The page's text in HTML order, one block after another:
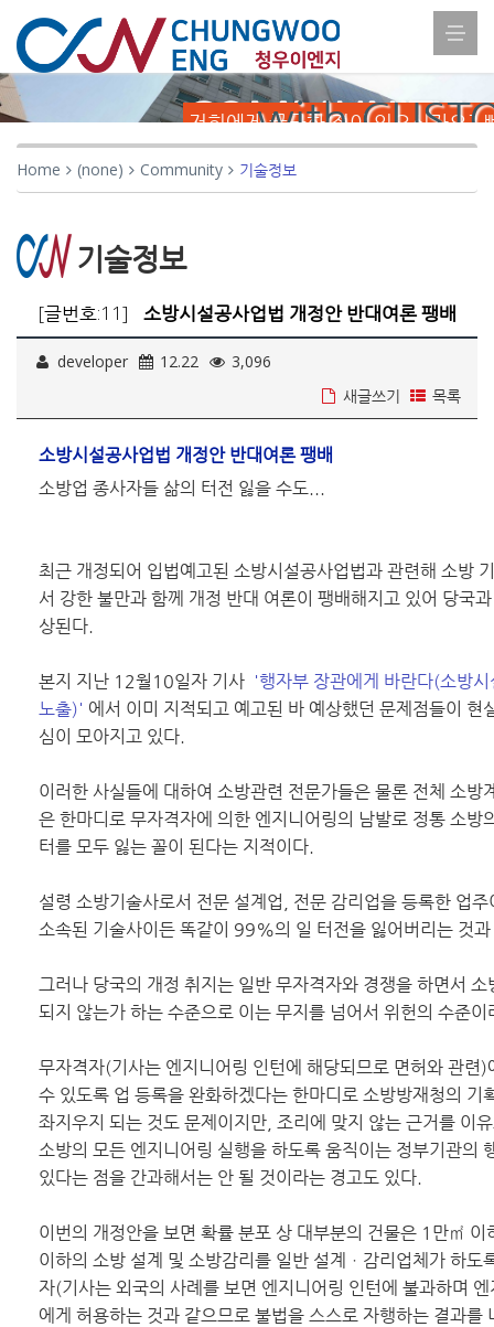
COMMUNITY
저희에게 궁금한 점이 있으신가요?
with
Home (none) Community 기술정보
기술정보
[글번호:11] 소방시설공사업법 개정안 반대여론 팽배
developer 12.22
3,096
새글쓰기
목록
소방시설공사업법 개정안 반대여론 팽배
소방업 종사자들 삶의 터전 잃을 수도...
최근 개정되어 입법예고된 소방시설공사업법과 관련해 소방
서 강한 불만과 함께 개정 반대 여론이 팽배해지고 있어 당국
상된다.
본지 지난 12월10일자 기사 '행자부 장관에게 바란다(소방
노출)' 에서 이미 지적되고 예고된 바 예상했던 문제점들이 현
심이 모아지고 있다.
이러한 사실들에 대하여 소방관련 전문가들은 물론 전체 소방
은 한마디로 무자격자에 의한 엔지니어링의 남발로 정통 소방
터를 모두 잃는 꼴이 된다는 지적이다.
설령 소방기술사로서 전문 설계업, 전문 감리업을 등록한 업
소속된 기술사이든 똑같이 99%의 일 터전을 잃어버리는 것
그러나 당국의 개정 취지는 일반 무자격자와 경쟁을 하면서
되지 않는가 하는 수준으로 이는 무지를 넘어서 위헌의 수준
무자격자(기사는 엔지니어링 인턴에 해당되므로 면허와 관련
수 있도록 업 등록을 완화하겠다는 한마디로 소방방재청의 기
좌지우지 되는 것도 문제이지만, 조리에 맞지 않는 근거를 이
소방의 모든 엔지니어링 실행을 하도록 움직이는 정부기관의
있다는 점을 간과해서는 안 될 것이라는 경고도 있다.
이번의 개정안을 보면 확률 분포 상 대부분의 건물은 1만㎡
이하의 소방 설계 및 소방감리를 일반 설계ㆍ감리업체가 하도
자(기사는 외국의 사례를 보면 엔지니어링 인턴에 불과하며
에게 허용하는 것과 같으므로 불법을 스스로 자행하는 결과를